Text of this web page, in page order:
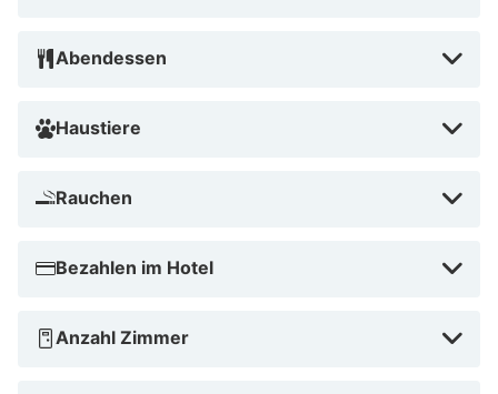
Abendessen
Haustiere
Rauchen
Bezahlen im Hotel
Anzahl Zimmer